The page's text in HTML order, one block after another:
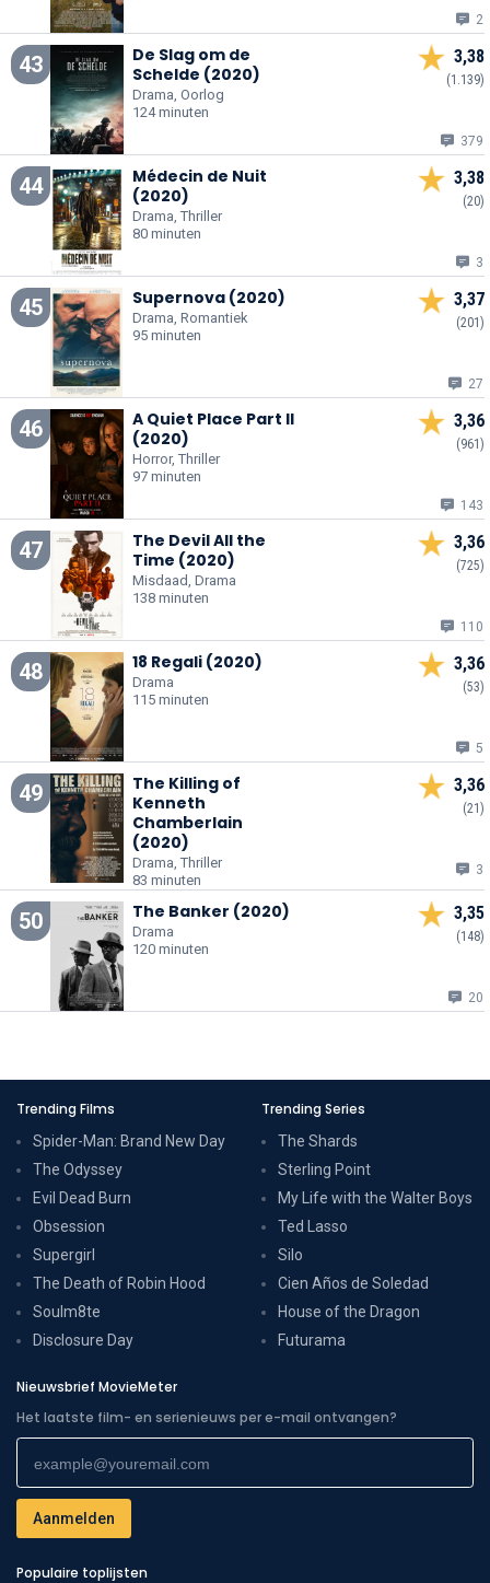
2
43
De Slag om de
Schelde (2020)
Drama, Oorlog
124 minuten
3,38
(1.139)
379
44
Médecin de Nuit
(2020)
Drama, Thriller
80 minuten
3,38
(20)
3
45 Supernova (2020)
Drama, Romantiek
95 minuten
3,37
(201)
27
46
A Quiet Place Part II
(2020)
Horror, Thriller
97 minuten
3,36
(961)
143
47
The Devil All the
Time (2020)
Misdaad, Drama
138 minuten
3,36
(725)
110
48 18 Regali (2020)
Drama
115 minuten
3,36
(53)
5
49
The Killing of
Kenneth
Chamberlain
(2020)
Drama, Thriller
83 minuten
3,36
(21)
3
50 The Banker (2020)
Drama
120 minuten
3,35
(148)
20
Trending Films
Spider-Man: Brand New Day
The Odyssey
Evil Dead Burn
Obsession
Supergirl
The Death of Robin Hood
Soulm8te
Disclosure Day
Trending Series
The Shards
Sterling Point
My Life with the Walter Boys
Ted Lasso
Silo
Cien Años de Soledad
House of the Dragon
Futurama
Nieuwsbrief MovieMeter
Het laatste film- en serienieuws per e-mail ontvangen?
Populaire toplijsten